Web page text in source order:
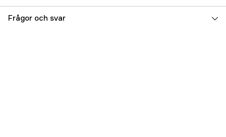
Referensnummer 5000056481
Frågor och svar